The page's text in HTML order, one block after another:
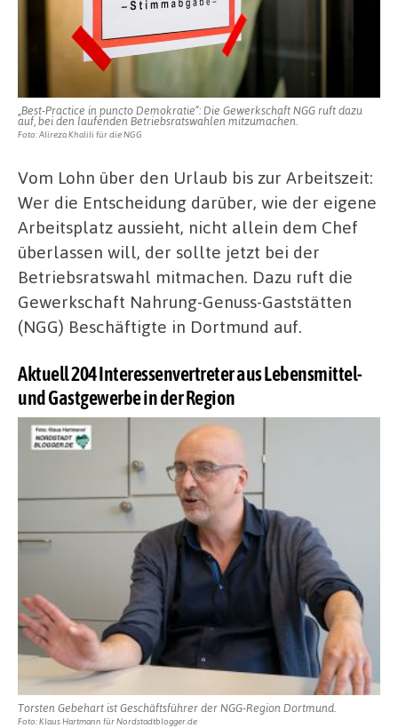
„Best-Practice in puncto Demokratie“: Die Gewerkschaft NGG ruft dazu
auf, bei den laufenden Betriebsratswahlen mitzumachen.
Foto: Alireza Khalili für die NGG
Vom Lohn über den Urlaub bis zur Arbeitszeit:
Wer die Entscheidung darüber, wie der eigene
Arbeitsplatz aussieht, nicht allein dem Chef
überlassen will, der sollte jetzt bei der
Betriebsratswahl mitmachen. Dazu ruft die
Gewerkschaft Nahrung-Genuss-Gaststätten
(NGG) Beschäftigte in Dortmund auf.
Aktuell 204 Interessenvertreter aus Lebensmittel-
und Gastgewerbe in der Region
Torsten Gebehart ist Geschäftsführer der NGG-Region Dortmund.
Foto: Klaus Hartmann für Nordstadtblogger.de